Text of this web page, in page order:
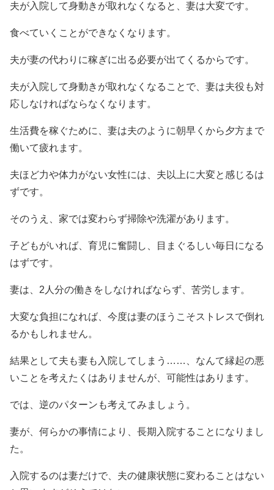
夫が入院して身動きが取れなくなると、妻は大変です。
食べていくことができなくなります。
夫が妻の代わりに稼ぎに出る必要が出てくるからです。
夫が入院して身動きが取れなくなることで、妻は夫役も対
応しなければならなくなります。
生活費を稼ぐために、妻は夫のように朝早くから夕方まで
働いて疲れます。
夫ほど力や体力がない女性には、夫以上に大変と感じるは
ずです。
そのうえ、家では変わらず掃除や洗濯があります。
子どもがいれば、育児に奮闘し、目まぐるしい毎日になる
はずです。
妻は、2人分の働きをしなければならず、苦労します。
大変な負担になれば、今度は妻のほうこそストレスで倒れ
るかもしれません。
結果として夫も妻も入院してしまう……、なんて縁起の悪
いことを考えたくはありませんが、可能性はあります。
では、逆のパターンも考えてみましょう。
妻が、何らかの事情により、長期入院することになりまし
た。
入院するのは妻だけで、夫の健康状態に変わることはない